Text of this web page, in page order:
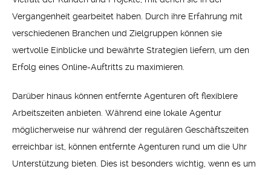
Vergangenheit gearbeitet haben. Durch ihre Erfahrung mit
verschiedenen Branchen und Zielgruppen können sie
wertvolle Einblicke und bewährte Strategien liefern, um den
Erfolg eines Online-Auftritts zu maximieren.
Darüber hinaus können entfernte Agenturen oft flexiblere
Arbeitszeiten anbieten. Während eine lokale Agentur
möglicherweise nur während der regulären Geschäftszeiten
erreichbar ist, können entfernte Agenturen rund um die Uhr
Unterstützung bieten. Dies ist besonders wichtig, wenn es um